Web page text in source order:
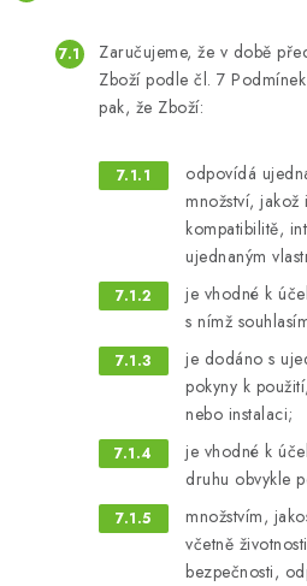
Zaručujeme, že v době
Zboží podle čl. 7
pak, že Zboží:
odpovídá
množství, jakož
kompatibilitě,
ujednaným
je vhodné k
s nímž
je dodáno s
pokyny k
nebo instalaci;
je vhodné k
druhu obvykle
množstvím,
včetně
bezpečnosti,